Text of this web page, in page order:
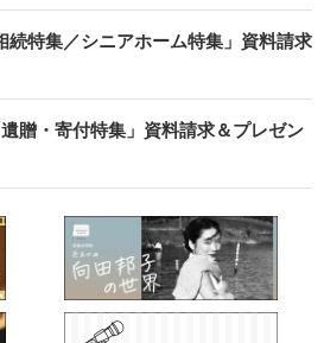
続特集／シニアホーム特集」資料請求
贈・寄付特集」資料請求＆プレゼン